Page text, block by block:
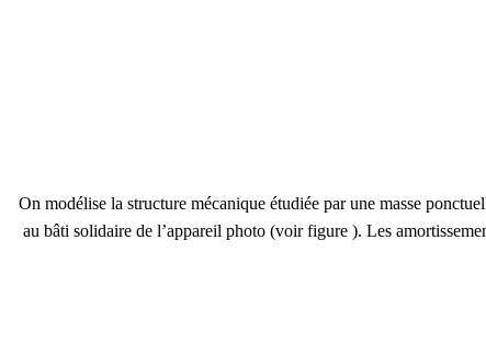
On modélise la structure mécanique étudiée par une masse
au bâti solidaire de l’appareil photo (voir figure ). Les